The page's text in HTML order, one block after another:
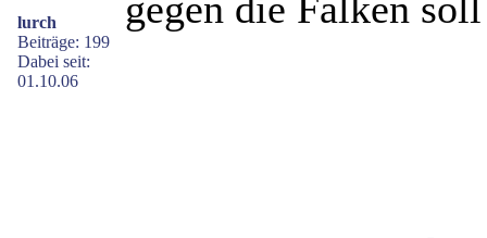
lurch
Beiträge: 199
Dabei seit:
01.10.06